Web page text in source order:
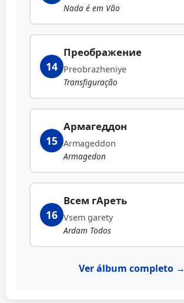
Nada é em Vão
14
Преображение
Preobrazheniye
Transfiguração
15
Армагеддон
Armageddon
Armagedon
16
Всем гАреть
Vsem garety
Ardam Todos
Ver álbum completo →